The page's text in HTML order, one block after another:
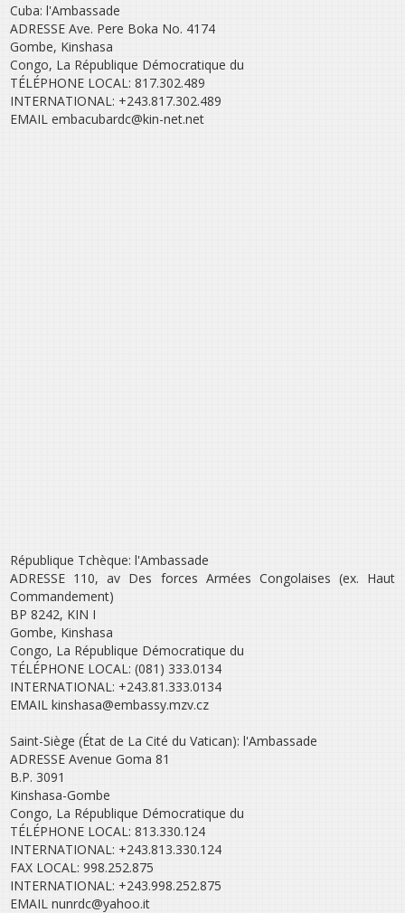
Cuba: l'Ambassade
ADRESSE Ave. Pere Boka No. 4174
Gombe, Kinshasa
Congo, La République Démocratique du
TÉLÉPHONE LOCAL: 817.302.489
INTERNATIONAL: +243.817.302.489
EMAIL embacubardc@kin-net.net
République Tchèque: l'Ambassade
ADRESSE 110, av Des forces Armées Congolaises (ex. Haut
Commandement)
BP 8242, KIN I
Gombe, Kinshasa
Congo, La République Démocratique du
TÉLÉPHONE LOCAL: (081) 333.0134
INTERNATIONAL: +243.81.333.0134
EMAIL kinshasa@embassy.mzv.cz
Saint-Siège (État de La Cité du Vatican): l'Ambassade
ADRESSE Avenue Goma 81
B.P. 3091
Kinshasa-Gombe
Congo, La République Démocratique du
TÉLÉPHONE LOCAL: 813.330.124
INTERNATIONAL: +243.813.330.124
FAX LOCAL: 998.252.875
INTERNATIONAL: +243.998.252.875
EMAIL nunrdc@yahoo.it